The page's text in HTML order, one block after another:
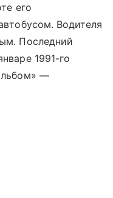
его
Водителя
Последний
1991-го
—